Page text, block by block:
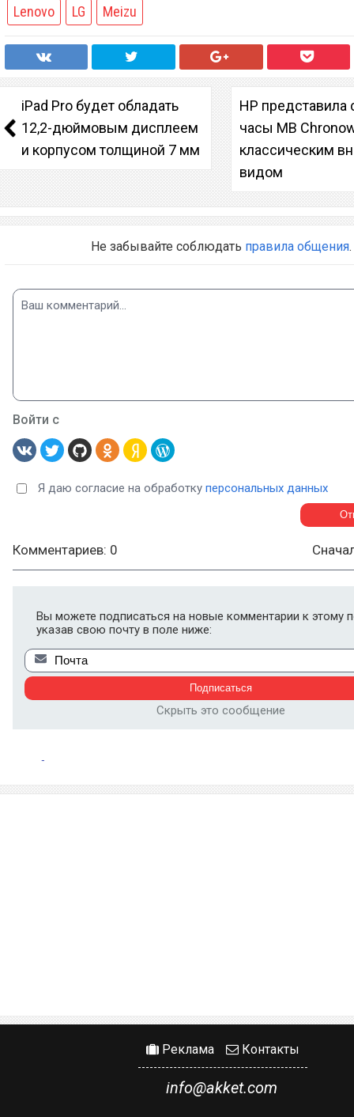
Lenovo LG Meizu
iPad Pro будет обладать
12,2-дюймовым дисплеем
и корпусом толщиной 7 мм
HP представила
часы MB
классическим
видом
Не забывайте соблюдать правила общения.
Войти с
Я даю согласие на обработку персональных данных
Комментариев: 0
Вы можете подписаться на новые комментарии к этому
указав свою почту в поле ниже:
Скрыть это сообщение
Реклама Контакты
info@akket.com